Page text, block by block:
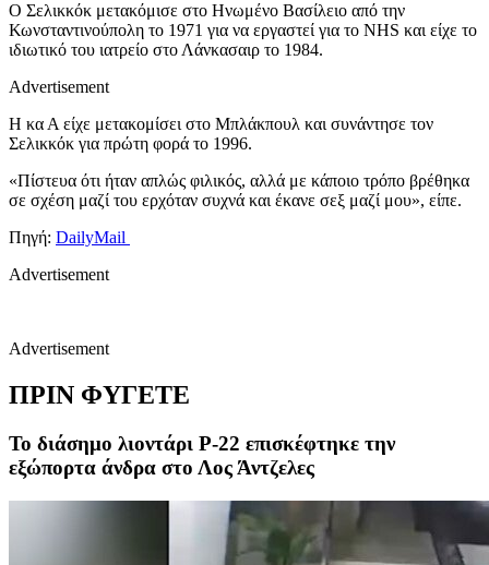
Ο Σελικκόκ μετακόμισε στο Ηνωμένο Βασίλειο από την
Κωνσταντινούπολη το 1971 για να εργαστεί για το NHS και είχε το
ιδιωτικό του ιατρείο στο Λάνκασαιρ το 1984.
Advertisement
Η κα Α είχε μετακομίσει στο Μπλάκπουλ και συνάντησε τον
Σελικκόκ για πρώτη φορά το 1996.
«Πίστευα ότι ήταν απλώς φιλικός, αλλά με κάποιο τρόπο βρέθηκα
σε σχέση μαζί του ερχόταν συχνά και έκανε σεξ μαζί μου», είπε.
Πηγή: DailyMail
Advertisement
Advertisement
ΠΡΙΝ ΦΥΓΕΤΕ
Το διάσημο λιοντάρι P-22 επισκέφτηκε την
εξώπορτα άνδρα στο Λος Άντζελες